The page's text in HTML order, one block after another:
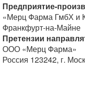
Предприятие-
«Мерц Фарма ГмбХ и
Франкфурт-на-Майне
Претензии
ООО «Мерц Фарма»
Россия 123242, г.